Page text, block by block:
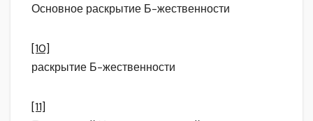
Основное раскрытие Б-жественности
[10]
раскрытие Б-жественности
[11]